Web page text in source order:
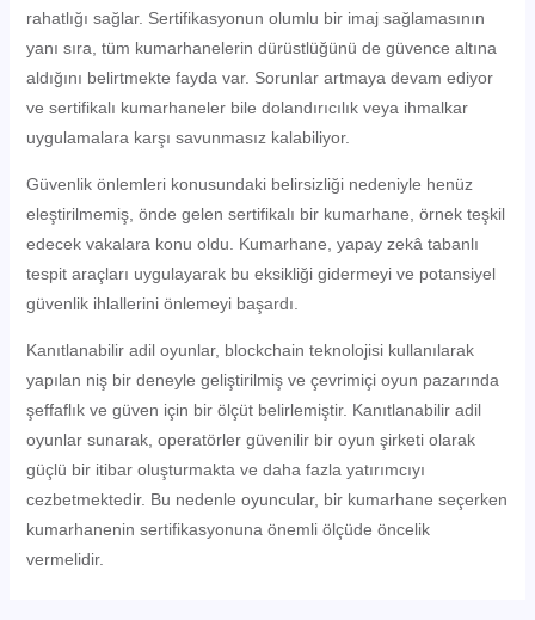
rahatlığı sağlar. Sertifikasyonun olumlu bir imaj sağlamasının
yanı sıra, tüm kumarhanelerin dürüstlüğünü de güvence altına
aldığını belirtmekte fayda var. Sorunlar artmaya devam ediyor
ve sertifikalı kumarhaneler bile dolandırıcılık veya ihmalkar
uygulamalara karşı savunmasız kalabiliyor.
Güvenlik önlemleri konusundaki belirsizliği nedeniyle henüz
eleştirilmemiş, önde gelen sertifikalı bir kumarhane, örnek teşkil
edecek vakalara konu oldu. Kumarhane, yapay zekâ tabanlı
tespit araçları uygulayarak bu eksikliği gidermeyi ve potansiyel
güvenlik ihlallerini önlemeyi başardı.
Kanıtlanabilir adil oyunlar, blockchain teknolojisi kullanılarak
yapılan niş bir deneyle geliştirilmiş ve çevrimiçi oyun pazarında
şeffaflık ve güven için bir ölçüt belirlemiştir. Kanıtlanabilir adil
oyunlar sunarak, operatörler güvenilir bir oyun şirketi olarak
güçlü bir itibar oluşturmakta ve daha fazla yatırımcıyı
cezbetmektedir. Bu nedenle oyuncular, bir kumarhane seçerken
kumarhanenin sertifikasyonuna önemli ölçüde öncelik
vermelidir.